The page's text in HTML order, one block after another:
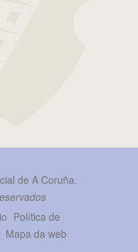
de A Coruña.
Política de
Mapa da web